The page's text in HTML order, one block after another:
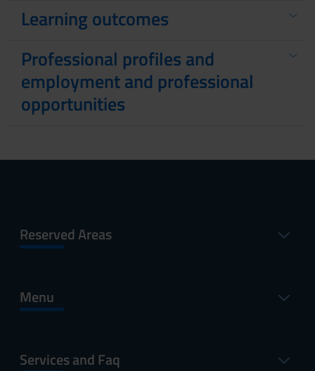
Learning outcomes
Professional profiles and
employment and professional
opportunities
Reserved Areas
Menu
Services and Faq